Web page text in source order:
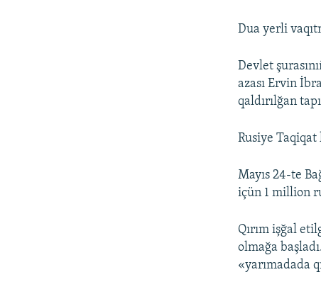
Dua yerli
Devlet
azası Ervin
qaldırılğan
Rusiye Taqiqat
Mayıs 24-te
içün 1 million
Qırım işğal
olmağa
«yarımadada